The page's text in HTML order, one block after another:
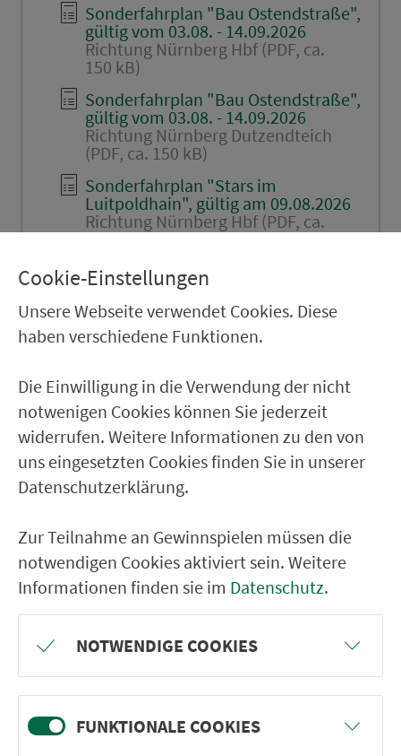
Sonderfahrplan "Bau Ostendstraße",
gültig vom 03.08. - 14.09.2026
Richtung Nürnberg Hbf (PDF, ca.
150 kB)
Sonderfahrplan "Bau Ostendstraße",
gültig vom 03.08. - 14.09.2026
Richtung Nürnberg Dutzendteich
(PDF, ca. 150 kB)
Sonderfahrplan "Stars im
Luitpoldhain", gültig am 09.08.2026
Richtung Nürnberg Hbf (PDF, ca.
150 kB)
Sonderfahrplan "Stars im
Luitpoldhain", gültig am 09.08.2026
Richtung Nürnberg Dutzendteich
(PDF, ca. 150 kB)
Sonderfahrplan "Bau Allersberger
Straße", gültig vom 24.03. -
12.12.2026 Richtung Nürnberg Am
Wegfeld (PDF, ca. 150 kB)
Sonderfahrplan "Bau Allersberger
Straße", gültig vom 24.03. -
Dutzendteich (PDF, ca. 150 kB)
Cookie-Einstellungen
Unsere Webseite verwendet Cookies. Diese
haben verschiedene Funktionen.
Die Einwilligung in die Verwendung der nicht
notwenigen Cookies können Sie jederzeit
widerrufen. Weitere Informationen zu den von
uns eingesetzten Cookies finden Sie in unserer
Datenschutzerklärung.
Zur Teilnahme an Gewinnspielen müssen die
notwendigen Cookies aktiviert sein. Weitere
Informationen finden sie im Datenschutz.
NOTWENDIGE COOKIES
FUNKTIONALE COOKIES